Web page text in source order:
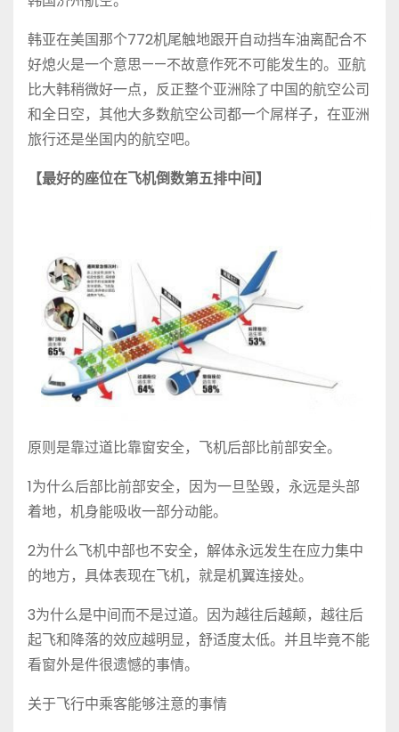
韩亚在美国那个772机尾触地跟开自动挡车油离配合不
好熄火是一个意思——不故意作死不可能发生的。亚航
比大韩稍微好一点，反正整个亚洲除了中国的航空公司
和全日空，其他大多数航空公司都一个屌样子，在亚洲
旅行还是坐国内的航空吧。
【最好的座位在飞机倒数第五排中间】
原则是靠过道比靠窗安全，飞机后部比前部安全。
1为什么后部比前部安全，因为一旦坠毁，永远是头部
着地，机身能吸收一部分动能。
2为什么飞机中部也不安全，解体永远发生在应力集中
的地方，具体表现在飞机，就是机翼连接处。
3为什么是中间而不是过道。因为越往后越颠，越往后
起飞和降落的效应越明显，舒适度太低。并且毕竟不能
看窗外是件很遗憾的事情。
关于飞行中乘客能够注意的事情